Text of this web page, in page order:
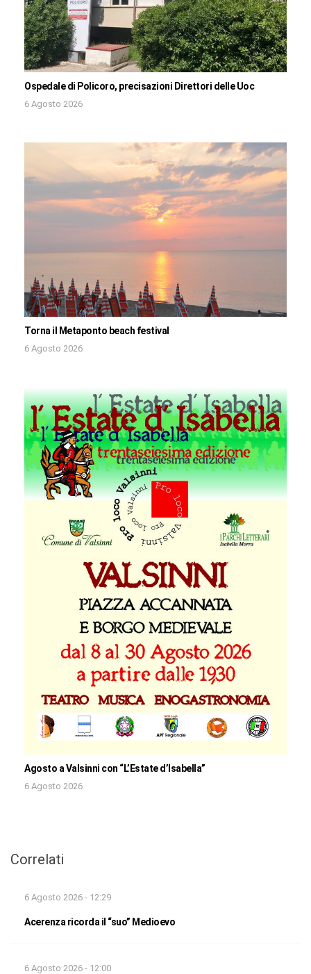
Ospedale di Policoro, precisazioni Direttori delle Uoc
6 Agosto 2026
Torna il Metaponto beach festival
6 Agosto 2026
Agosto a Valsinni con “L’Estate d’Isabella”
6 Agosto 2026
Correlati
6 Agosto 2026 - 12:29
Acerenza ricorda il “suo” Medioevo
6 Agosto 2026 - 12:00